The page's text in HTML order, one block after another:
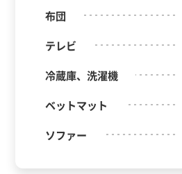
布団
テレビ
冷蔵庫、洗濯機
ベットマット
ソファー